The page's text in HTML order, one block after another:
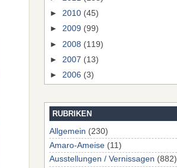
► 2010 (45)
► 2009 (99)
► 2008 (119)
► 2007 (13)
► 2006 (3)
RUBRIKEN
Allgemein (230)
Amaro-Ameise (11)
Ausstellungen / Vernissagen (882)